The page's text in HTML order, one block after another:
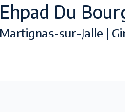
Ehpad Du
Martignas-sur-Jalle |